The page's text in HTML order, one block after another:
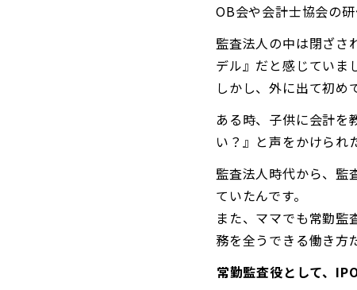
OB会や会計士協会の
監査法人の中は閉ざさ
デル』だと感じていま
しかし、外に出て初め
ある時、子供に会計を
い？』と声をかけられ
監査法人時代から、監
ていたんです。
また、ママでも常勤監
務を全うできる働き方
――常勤監査役として、